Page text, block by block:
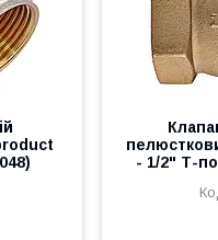
- 1/2" Т-